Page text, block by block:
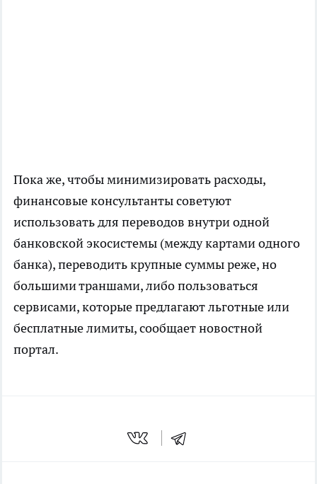
Пока же, чтобы минимизировать расходы,
финансовые консультанты советуют
использовать для переводов внутри одной
банковской экосистемы (между картами одного
банка), переводить крупные суммы реже, но
большими траншами, либо пользоваться
сервисами, которые предлагают льготные или
бесплатные лимиты, сообщаетновостной
портал.